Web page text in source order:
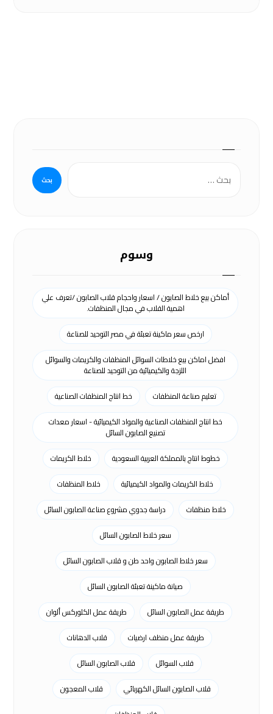
وسوم
أماكن بيع خلاط الصابون / اسعار واحجام قلاب الصابون /تعرف علي
اهمية القلاب في مجال المنظفات.
ارخص سعر ماكينة تعبئة في مصر التوحيد للصناعة
افضل اماكن بيع خلاطات السوائل المنظفات والكريمات والسوائل
اللزجة والكيميائية من التوحيد للصناعة
تعليم صناعة المنظفات
خط انتاج المنظفات الصناعية
خط انتاج المنظفات الصناعية والمواد الكيميائية - اسعار معدات
تصنيع الصابون السائل
خطوط انتاج بالمملكة العربية السعودية
خلاط الكريمات
خلاط الكريمات والمواد الكيميائية
خلاط المنظفات
خلاط منظفات
دراسة جدوي مشروع صناعة الصابون السائل
سعر خلاط الصابون السائل
سعر خلاط الصابون واحد طن و قلاب الصابون السائل
صيانة ماكينة تعبئة الصابون السائل
طريقة عمل الصابون السائل
طريقة عمل الكلوركس ألوان
طريقة عمل منظف ارضيات
قلاب الدهانات
قلاب السوائل
قلاب الصابون السائل
قلاب الصابون السائل الكهربائي
قلاب المعجون